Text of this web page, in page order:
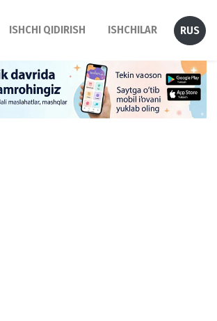
ISHCHI QIDIRISH ISHCHILAR RUS